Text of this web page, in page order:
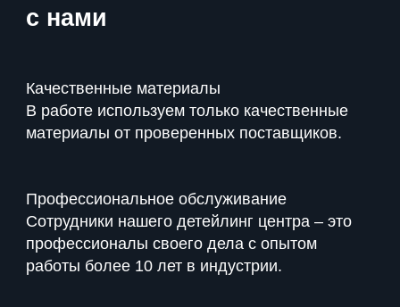
с нами
Качественные материалы
В работе используем только качественные
материалы от проверенных поставщиков.
Профессиональное обслуживание
Сотрудники нашего детейлинг центра – это
профессионалы своего дела с опытом
работы более 10 лет в индустрии.